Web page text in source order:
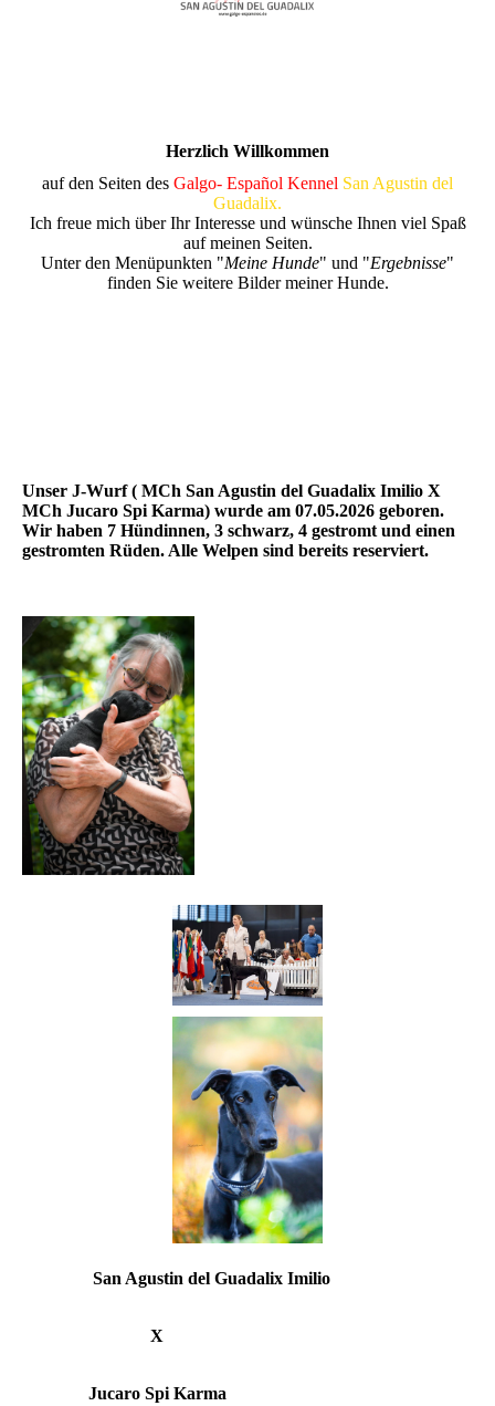
Herzlich Willkommen
auf den Seiten des Galgo- Español Kennel San Agustin del
Guadalix.
Ich freue mich über Ihr Interesse und wünsche Ihnen viel Spaß
auf meinen Seiten.
Unter den Menüpunkten "Meine Hunde" und "Ergebnisse"
finden Sie weitere Bilder meiner Hunde.
Unser J-Wurf ( MCh San Agustin del Guadalix Imilio X
MCh Jucaro Spi Karma) wurde am 07.05.2026 geboren.
Wir haben 7 Hündinnen, 3 schwarz, 4 gestromt und einen
gestromten Rüden. Alle Welpen sind bereits reserviert.
San Agustin del Guadalix Imilio
X
Jucaro Spi Karma